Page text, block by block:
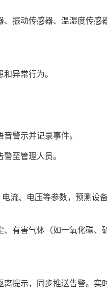
振动传感器、温湿度传感
异常行为。
警示并记录事件。
至管理人员。
流、电压等参数，预测设
有害气体（如一氧化碳、
提示，同步推送告警。实